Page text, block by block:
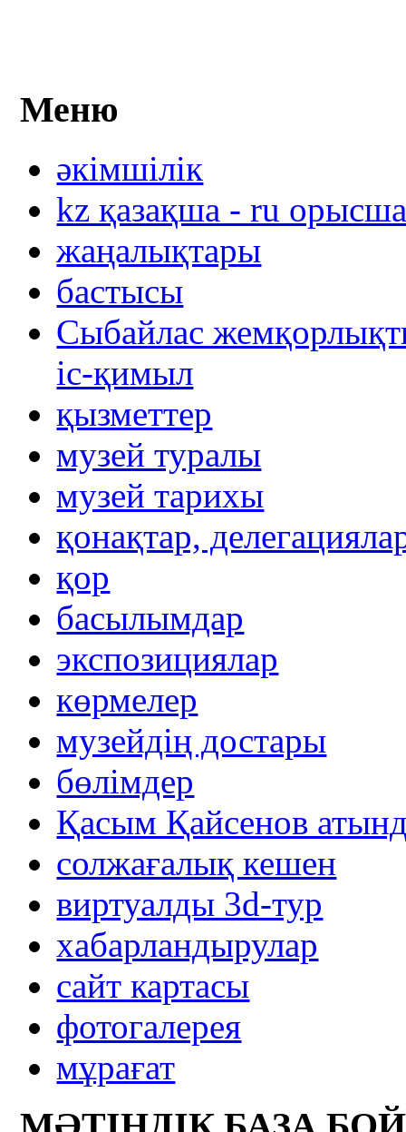
Меню
әкімшілік
kz қазақша - ru
жаңалықтары
бастысы
Сыбайлас
іс-қимыл
қызметтер
музей туралы
музей тарихы
қонақтар,
қор
басылымдар
экспозициялар
көрмелер
музейдің достары
бөлімдер
Қасым Қайсенов
солжағалық кешен
виртуалды 3d-тур
xабарландырулар
сайт картасы
фотогалерея
мұрағат